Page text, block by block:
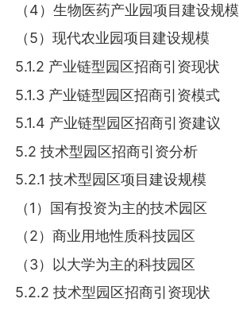
（4）生物医药产业园项目建设规模
（5）现代农业园项目建设规模
5.1.2 产业链型园区招商引资现状
5.1.3 产业链型园区招商引资模式
5.1.4 产业链型园区招商引资建议
5.2 技术型园区招商引资分析
5.2.1 技术型园区项目建设规模
（1）国有投资为主的技术园区
（2）商业用地性质科技园区
（3）以大学为主的科技园区
5.2.2 技术型园区招商引资现状